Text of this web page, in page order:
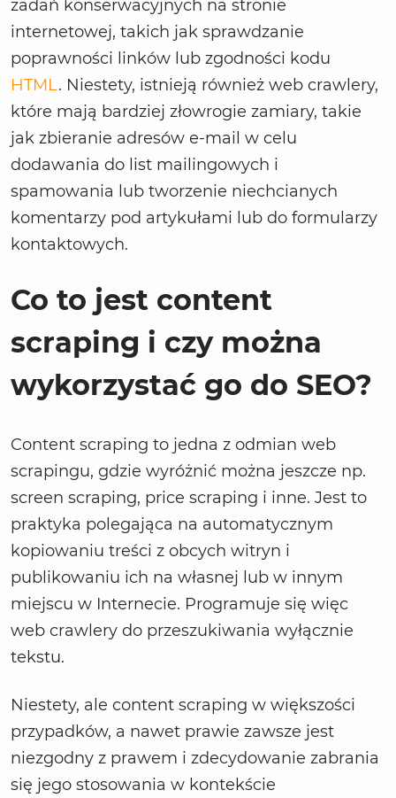
zadań konserwacyjnych na stronie
internetowej, takich jak sprawdzanie
poprawności linków lub zgodności kodu
HTML. Niestety, istnieją również web crawlery,
które mają bardziej złowrogie zamiary, takie
jak zbieranie adresów e-mail w celu
dodawania do list mailingowych i
spamowania lub tworzenie niechcianych
komentarzy pod artykułami lub do formularzy
kontaktowych.
Co to jest content
scraping i czy można
wykorzystać go do SEO?
Content scraping to jedna z odmian web
scrapingu, gdzie wyróżnić można jeszcze np.
screen scraping, price scraping i inne. Jest to
praktyka polegająca na automatycznym
kopiowaniu treści z obcych witryn i
publikowaniu ich na własnej lub w innym
miejscu w Internecie. Programuje się więc
web crawlery do przeszukiwania wyłącznie
tekstu.
Niestety, ale content scraping w większości
przypadków, a nawet prawie zawsze jest
niezgodny z prawem i zdecydowanie zabrania
się jego stosowania w kontekście